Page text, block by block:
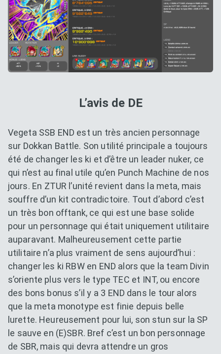
L’avis de DE
Vegeta SSB END est un très ancien personnage
sur Dokkan Battle. Son utilité principale a toujours
été de changer les ki et d’être un leader nuker, ce
qui n’est au final utile qu’en Punch Machine de nos
jours. En ZTUR l’unité revient dans la meta, mais
souffre d’un kit contradictoire. Tout d’abord c’est
un très bon offtank, ce qui est une base solide
pour un personnage qui était uniquement utilitaire
auparavant. Malheureusement cette partie
utilitaire n’a plus vraiment de sens aujourd’hui :
changer les ki RBW en END alors que la team Divin
s’oriente plus vers le type TEC et INT, ou encore
des bons bonus s’il y a 3 END dans le tour alors
que la meta monotype est finie depuis belle
lurette. Heureusement pour lui, son stun sur la SP
le sauve en (E)SBR. Bref c’est un bon personnage
de SBR, mais qui devra attendre un gros